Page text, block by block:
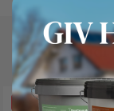
FAST LAVPRIS